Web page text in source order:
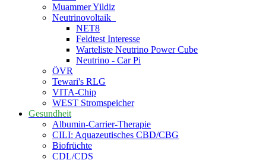
Muammer Yildiz
Neutrinovoltaik
NET8
Feldtest Interesse
Warteliste Neutrino Power Cube
Neutrino - Car Pi
ÖVR
Tewari's RLG
VITA-Chip
WEST Stromspeicher
Gesundheit
Albumin-Carrier-Therapie
CILI: Aquazeutisches CBD/CBG
Biofrüchte
CDL/CDS